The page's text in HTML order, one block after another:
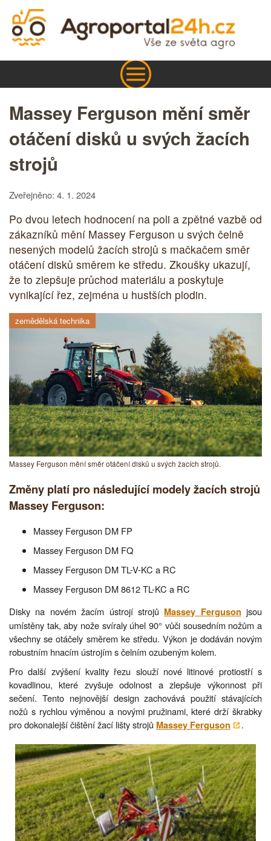
Massey Ferguson mění směr
otáčení disků u svých žacích
strojů
Zveřejněno: 4. 1. 2024
Po dvou letech hodnocení na poli a zpětné vazbě od
zákazníků mění Massey Ferguson u svých čelně
nesených modelů žacích strojů s mačkačem směr
otáčení disků směrem ke středu. Zkoušky ukazují,
že to zlepšuje průchod materiálu a poskytuje
vynikající řez, zejména u hustších plodin.
zemědělská technika
Massey Ferguson mění směr otáčení disků u svých žacích strojů.
Změny platí pro následující modely žacích strojů
Massey Ferguson:
Massey Ferguson DM FP
Massey Ferguson DM FQ
Massey Ferguson DM TL-V-KC a RC
Massey Ferguson DM 8612 TL-KC a RC
Disky na novém žacím ústrojí strojů Massey Ferguson jsou
umístěny tak, aby nože svíraly úhel 90° vůči sousedním nožům a
všechny se otáčely směrem ke středu. Výkon je dodáván novým
robustním hnacím ústrojím s čelním ozubeným kolem.
Pro další zvýšení kvality řezu slouží nové litinové protiostří s
kovadlinou, které zvyšuje odolnost a zlepšuje výkonnost při
sečení. Tento nejnovější design zachovává použití stávajících
nožů s rychlou výměnou a novými pružinami, které drží škrabky
pro dokonalejší čištění žací lišty strojů Massey Ferguson .